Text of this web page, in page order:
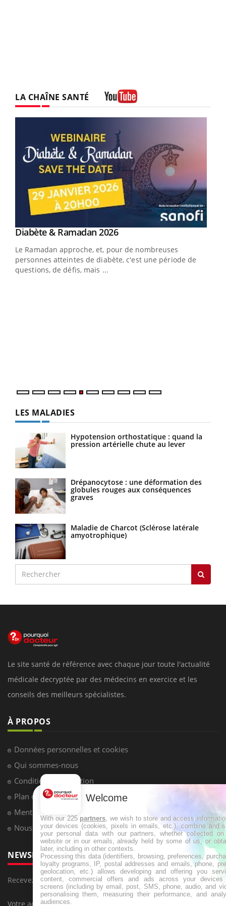
LA CHAÎNE SANTÉ
Youtube
Diabète & Ramadan 2026Youtube
Le Ramadan approche, et, pour de nombreuses
personnes atteintes de diabète, c'est une période de
questions, de défis, mais ...
LES MALADIES
Hypotension orthostatique : quand la
pression artérielle chute au lever
Drépanocytose : une déformation des
globules rouges aux conséquences
graves
Maladie de Charcot (Sclérose latérale
amyotrophique)
Le site santé de référence avec chaque jour toute l'actualité
médicale decryptée par des médecins en exercice et les
conseils des meilleurs spécialistes.
À PROPOS
Données personnelles et cookies
Qui sommes-nous
Conditions d'utilisation
Plan du site
Mentions Légales
Nous contacter
NEWSLETTER
Recevez toutes les semaines les meilleures infos santé
Welcome
With our 225 partners , we wish to store and access
your devices (cookies, pixels in emails, etc.), combine and
your personal data with our partners, whether collected
website or in our emails, already held by some of us, or
later, including in other contexts.
Processing this data (identifiers, browsing, preferences,
loyalty programs, IP, postal addresses and emails, phone,
geolocation, etc.) allows developing and offering you
content, commercial offers and ads across your devices
screens (including by email, post, SMS, phone, audio, and
personalising them, measuring their performance, and
audiences.